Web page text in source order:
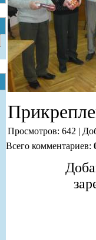
Просмотров: 642 |
Всего комментариев: